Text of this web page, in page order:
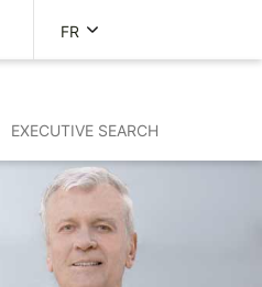
FR
EXECUTIVE SEARCH